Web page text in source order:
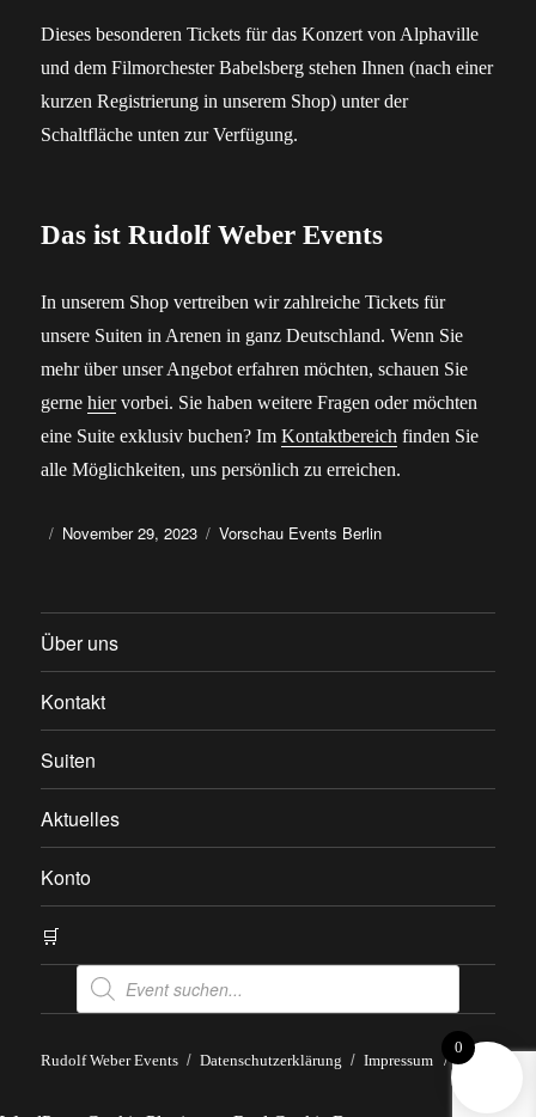
Dieses besonderen Tickets für das Konzert von Alphaville
und dem Filmorchester Babelsberg stehen Ihnen (nach einer
kurzen Registrierung in unserem Shop) unter der
Schaltfläche unten zur Verfügung.
Das ist Rudolf Weber Events
In unserem Shop vertreiben wir zahlreiche Tickets für
unsere Suiten in Arenen in ganz Deutschland. Wenn Sie
mehr über unser Angebot erfahren möchten, schauen Sie
gernehiervorbei. Sie haben weitere Fragen oder möchten
eine Suite exklusiv buchen? ImKontaktbereich finden Sie
alle Möglichkeiten, uns persönlich zu erreichen.
AutorVeröffentlicht
November 29, 2023 Kategorien
Vorschau Events Berlin
Über uns
Kontakt
Suiten
Aktuelles
Konto
🛒
Products
search
Rudolf Weber Events Datenschutzerklärung Impressum / AGB
0